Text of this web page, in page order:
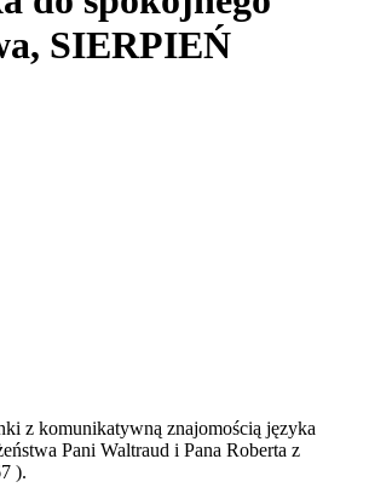
SIERPIEŃ
z komunikatywną znajomością języka
Pani Waltraud i Pana Roberta z
).